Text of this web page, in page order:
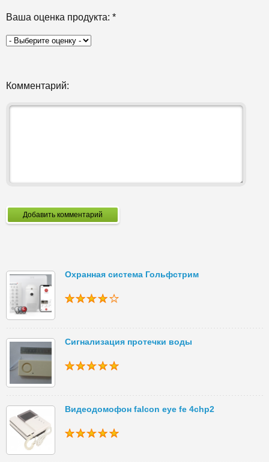
Ваша оценка продукта: *
Комментарий:
Добавить комментарий
Охранная система Гольфстрим
Сигнализация протечки воды
Видеодомофон falcon eye fe 4chp2